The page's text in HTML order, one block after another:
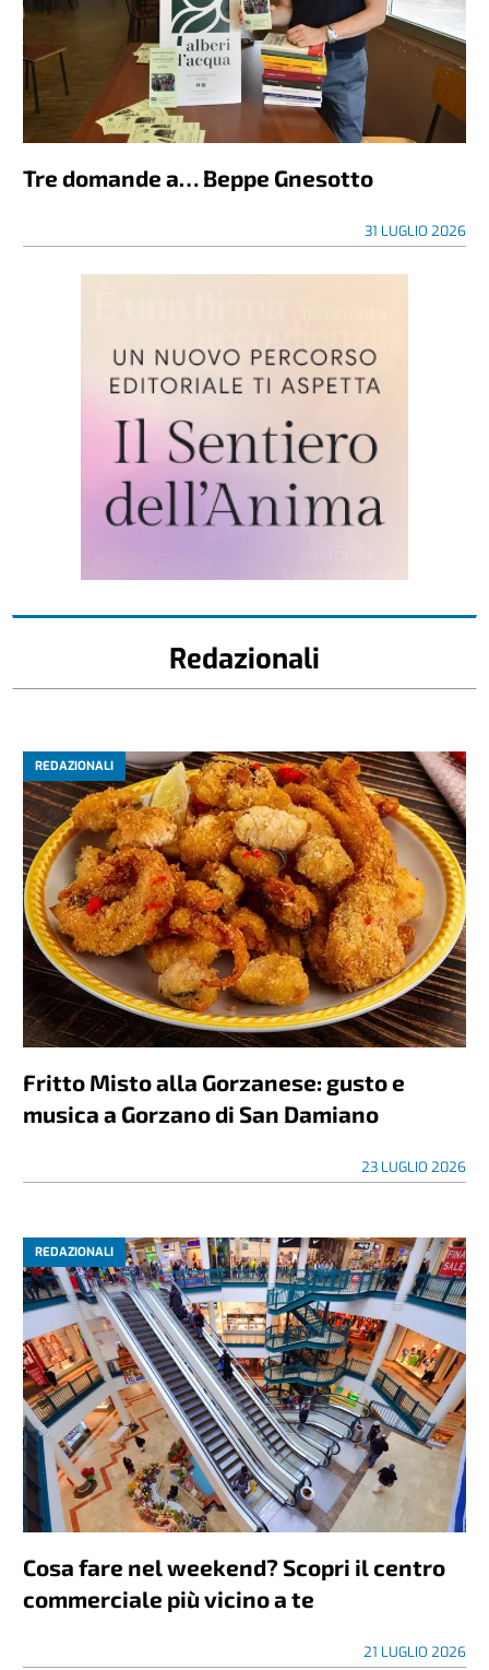
Tre domande a… Beppe Gnesotto
31 LUGLIO 2026
Redazionali
REDAZIONALI
Fritto Misto alla Gorzanese: gusto e
musica a Gorzano di San Damiano
23 LUGLIO 2026
REDAZIONALI
Cosa fare nel weekend? Scopri il centro
commerciale più vicino a te
21 LUGLIO 2026